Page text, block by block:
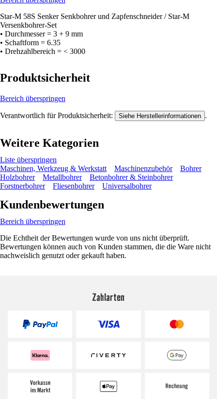
Star-M 58S Senker Senkbohrer und Zapfenschneider / Star-M
Versenkbohrer-Set
• Durchmesser = 3 + 9 mm
• Schaftform = 6.35
• Drehzahlbereich = < 3000
Produktsicherheit
Bereich überspringen
Verantwortlich für Produktsicherheit: Siehe Herstellerinformationen .
Weitere Kategorien
Liste überspringen
Maschinen, Werkzeug & Werkstatt
Maschinenzubehör
Bohrer
Holzbohrer
Metallbohrer
Betonbohrer & Steinbohrer
Forstnerbohrer
Fliesenbohrer Universalbohrer
Kundenbewertungen
Bereich überspringen
Die Echtheit der Bewertungen wurde von uns nicht überprüft.
Bewertungen können auch von Kunden stammen, die die Ware nicht
nachweislich genutzt oder gekauft haben.
Zahlarten